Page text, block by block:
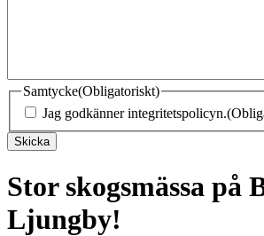
Samtycke(Obligatoriskt)
Jag godkänner integritetspolicyn.
Skicka
Stor skogsmässa på
Ljungby!